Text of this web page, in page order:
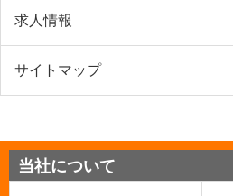
求人情報
サイトマップ
当社について